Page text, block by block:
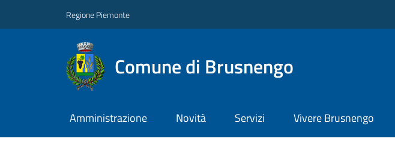
Regione Piemonte
Comune di Brusnengo
Amministrazione Novità Servizi Vivere Brusnengo